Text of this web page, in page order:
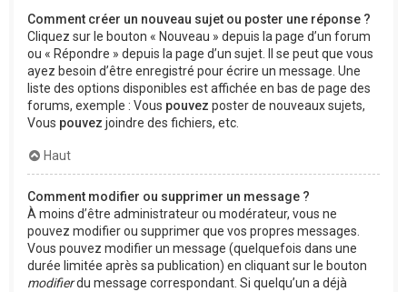
Comment créer un nouveau sujet ou poster une réponse ?
Cliquez sur le bouton « Nouveau » depuis la page d’un forum
ou « Répondre » depuis la page d’un sujet. Il se peut que vous
ayez besoin d’être enregistré pour écrire un message. Une
liste des options disponibles est affichée en bas de page des
forums, exemple : Vous pouvez poster de nouveaux sujets,
Vous pouvez joindre des fichiers, etc.
Haut
Comment modifier ou supprimer un message ?
À moins d’être administrateur ou modérateur, vous ne
pouvez modifier ou supprimer que vos propres messages.
Vous pouvez modifier un message (quelquefois dans une
durée limitée après sa publication) en cliquant sur le bouton
modifierdu message correspondant. Si quelqu’un a déjà